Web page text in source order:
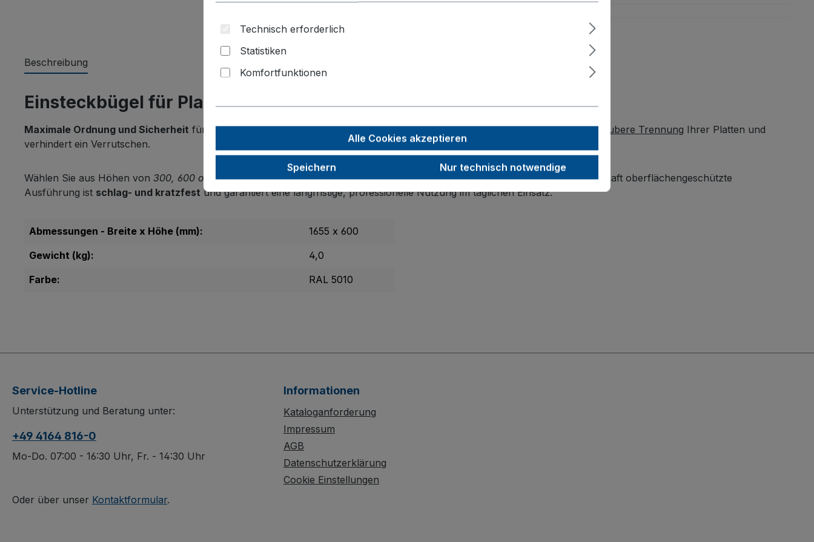
Beschreibung
Einsteckbügel für Plattenwagen/-ständer
Maximale Ordnung und Sicherheit für Ihr Plattenlager: Der Einsteckbügel für Plattenwagen/-ständer sorgt für einestabile, saubere Trennung Ihrer Platten und
verhindert ein Verrutschen.
Wählen Sie aus Höhen von 300, 600 oder 900 mmsowie Längen von1.255 oder 1.655 mmfür maximale Flexibilität. Die dauerhaft oberflächengeschützte
Ausführung ist schlag- und kratzfest und garantiert eine langfristige, professionelle Nutzung im täglichen Einsatz.
Abmessungen - Breite x Höhe (mm):
1655 x 600
Gewicht (kg):
4,0
Farbe:
RAL 5010
Service-Hotline
Unterstützung und Beratung unter:
+49 4164 816-0
Mo-Do. 07:00 - 16:30 Uhr, Fr. - 14:30 Uhr
Oder über unser Kontaktformular.
Informationen
Kataloganforderung
Impressum
AGB
Datenschutzerklärung
Cookie Einstellungen
Technisch erforderlich
Statistiken
Komfortfunktionen
Alle Cookies akzeptieren
Speichern Nur technisch notwendige